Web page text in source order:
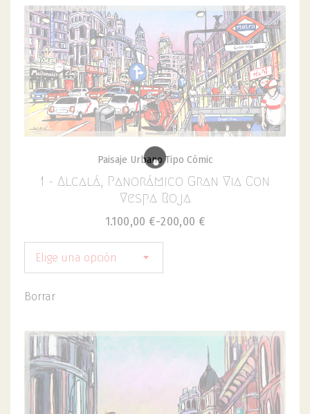
Paisaje Urbano Tipo Cómic
1 - Alcalá, Panorámico Gran Via Con
Vespa Roja
200,00 €
-
1.100,00 €
Elige una opción
Borrar